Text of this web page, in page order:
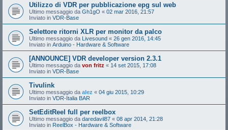
Utilizzo di VDR per pubblicazione epg sul web
Ultimo messaggio da Gh1gO « 02 mar 2016, 21:57
Inviato in VDR-Base
Selettore ritorni XLR per monitor da palco
Ultimo messaggio da Livesound « 26 gen 2016, 14:45
Inviato in Arduino - Hardware & Software
[ANNOUNCE] VDR developer version 2.3.1
Ultimo messaggio da von fritz « 14 set 2015, 17:08
Inviato in VDR-Base
Tivulink
Ultimo messaggio da alez « 04 giu 2015, 10:29
Inviato in VDR-Italia BAR
SetEditReel full per reelbox
Ultimo messaggio da daredavil87 « 08 apr 2014, 21:28
Inviato in ReelBox - Hardware & Software